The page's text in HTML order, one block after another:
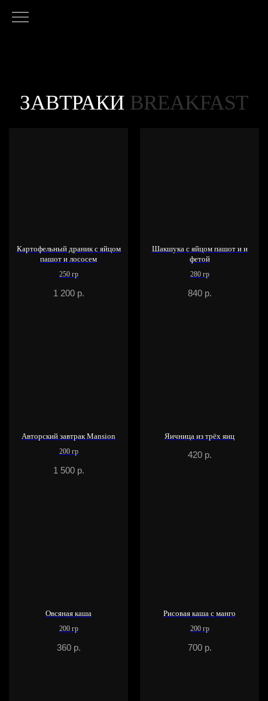
ЗАВТРАКИ BREAKFAST
Картофельный драник с яйцом
пашот и лососем
250 гр
1 200 р.
Шакшука с яйцом пашот и и
фетой
280 гр
840 р.
Авторский завтрак Mansion
200 гр
1 500 р.
Яичница из трёх яиц
420 р.
Овсяная каша
200 гр
360 р.
Рисовая каша с манго
200 гр
700 р.